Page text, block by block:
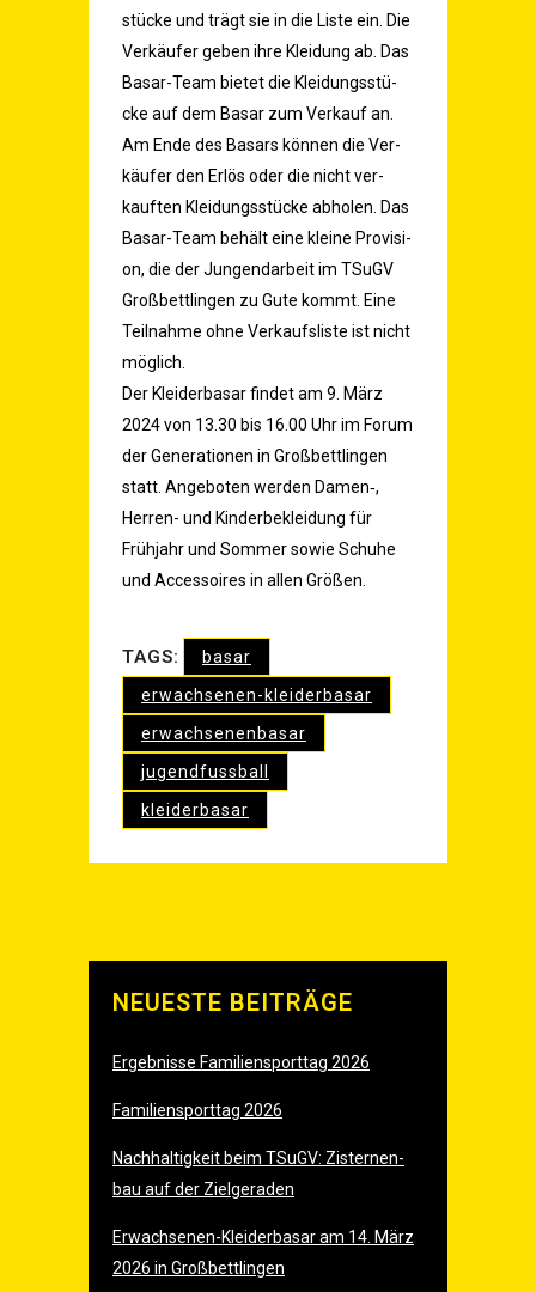
stü­cke und trägt sie in die Lis­te ein. Die
Ver­käu­fer geben ihre Klei­dung ab. Das
Basar-Team bie­tet die Klei­dungs­stü­
cke auf dem Basar zum Ver­kauf an.
Am Ende des Basars kön­nen die Ver­
käu­fer den Erlös oder die nicht ver­
kauf­ten Klei­dungs­stü­cke abho­len. Das
Basar-Team behält eine klei­ne Pro­vi­si­
on, die der Jun­gen­d­ar­beit im TSu­GV
Groß­bett­lin­gen zu Gute kommt. Eine
Teil­nah­me ohne Ver­kaufs­lis­te ist nicht
möglich.
Der Klei­der­ba­sar fin­det am 9. März
2024 von 13.30 bis 16.00 Uhr im Forum
der Gene­ra­tio­nen in Groß­bett­lin­gen
statt. Ange­bo­ten wer­den Damen‑,
Her­ren- und Kin­der­be­klei­dung für
Früh­jahr und Som­mer sowie Schu­he
und Acces­soires in allen Größen.
TAGS:
basar
erwachsenen-kleiderbasar
erwachsenenbasar
jugendfussball
kleiderbasar
NEU­ES­TE BEITRÄGE
Ergeb­nis­se Fami­li­en­sport­tag 2026
Fami­li­en­sport­tag 2026
Nach­hal­tig­keit beim TSu­GV: Zis­ter­nen­
bau auf der Zielgeraden
Erwach­se­nen-Klei­der­ba­sar am 14. März
2026 in Großbettlingen